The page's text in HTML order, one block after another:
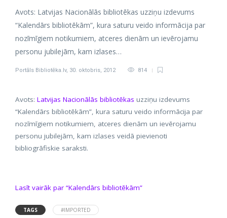
Avots: Latvijas Nacionālās bibliotēkas uzziņu izdevums
“Kalendārs bibliotēkām”, kura saturu veido informācija par
nozīmīgiem notikumiem, atceres dienām un ievērojamu
personu jubilejām, kam izlases…
Portāls Bibliotēka.lv, 30. oktobris, 2012 814
Avots: Latvijas Nacionālās bibliotēkas uzziņu izdevums
“Kalendārs bibliotēkām”, kura saturu veido informācija par
nozīmīgiem notikumiem, atceres dienām un ievērojamu
personu jubilejām, kam izlases veidā pievienoti
bibliogrāfiskie saraksti.
Lasīt vairāk par “Kalendārs bibliotēkām”
TAGS #IMPORTED